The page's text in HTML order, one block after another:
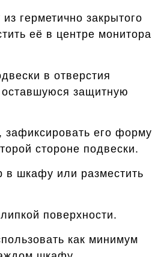
герметично закрытого
её в центре монитора
в отверстия
оставшуюся защитную
зафиксировать его форму
стороне подвески.
в шкафу или разместить
поверхности.
как минимум